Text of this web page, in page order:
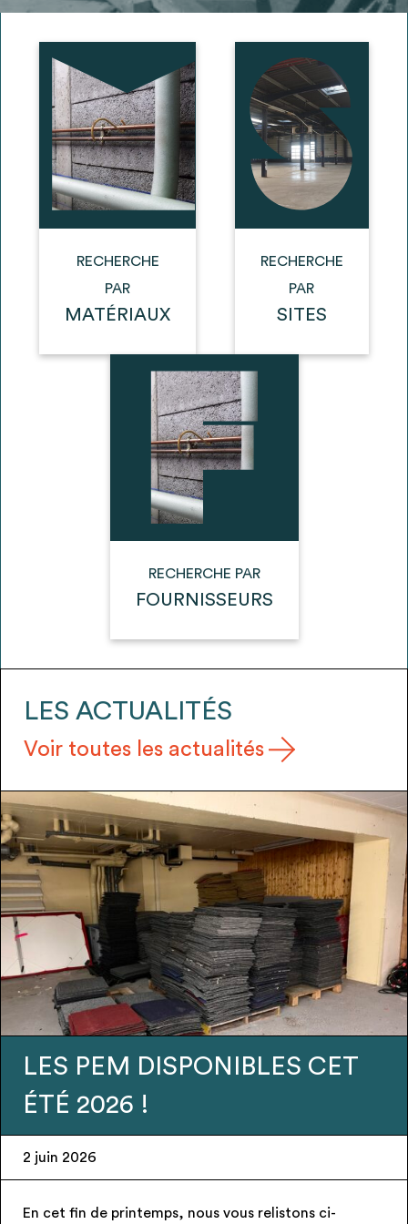
4
Ajouter les matériaux intéressants à "ma
Transmettre sa liste de manifestation
d'intérêt pour les matériaux
sélectionnés
3
Exporter sa liste et ses fiches produits
pour l’utiliser comme un outil d’aide à la
Être recontacté afin d’obtenir plus de
renseignements sur les modalités et
stratégies de récupérations
envisageables
* Attention, l’ajout des matériaux à sa liste et son envoi ne
vaut aucunement réservation.
RECHERCHE
PAR
MATÉRIAUX
RECHERCHE
PAR
SITES
RECHERCHE PAR
FOURNISSEURS
LES ACTUALITÉS
Voir toutes les actualités
LES PEM DISPONIBLES CET
ÉTÉ 2026 !
2 juin 2026
En cet fin de printemps, nous vous relistons ci-